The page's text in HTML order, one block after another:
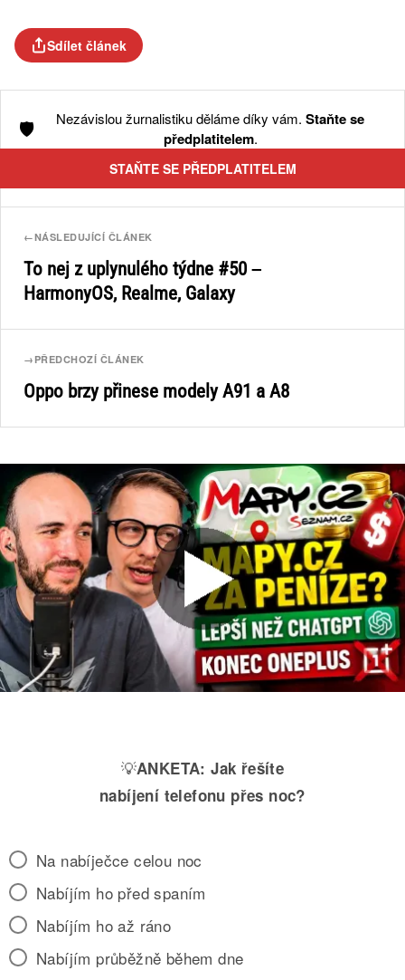
Sdílet článek
🛡️ Nezávislou žurnalistiku děláme díky vám. Staňte se
předplatitelem.
STAŇTE SE PŘEDPLATITELEM
←NÁSLEDUJÍCÍ ČLÁNEK
To nej z uplynulého týdne #50 –
HarmonyOS, Realme, Galaxy
→ PŘEDCHOZÍ ČLÁNEK
Oppo brzy přinese modely A91 a A8
💡ANKETA: Jak řešíte
nabíjení telefonu přes noc?
Na nabíječce celou noc
Nabíjím ho před spaním
Nabíjím ho až ráno
Nabíjím průběžně během dne